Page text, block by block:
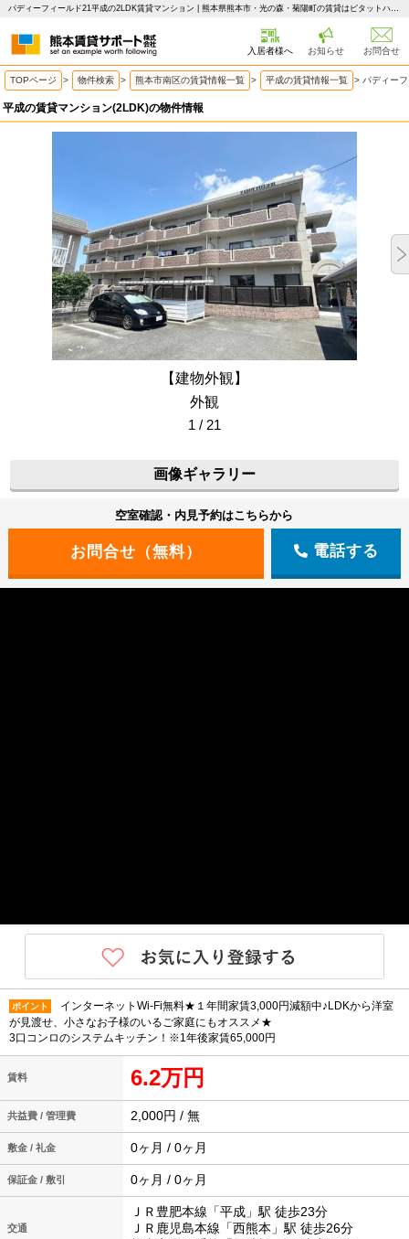
パディーフィールド21平成の2LDK賃貸マンション | 熊本県熊本市・光の森・菊陽町の賃貸はピタットハウス 熊本賃貸サポート
入居者様へ お知らせ お問合せ
TOPページ > 物件検索 > 熊本市南区の賃貸情報一覧 > 平成の賃貸情報一覧 > パディー
平成の賃貸マンション(2LDK)の物件情報
【建物外観】
外観
1 / 21
画像ギャラリー
空室確認・内見予約はこちらから
電話する
ポイント
インターネットWi-Fi無料★１年間家賃3,000円減額中♪LDKから洋室
が見渡せ、小さなお子様のいるご家庭にもオススメ★
3口コンロのシステムキッチン！※1年後家賃65,000円
賃料 6.2万円
共益費 / 管理費 2,000円 / 無
敷金 / 礼金 0ヶ月 / 0ヶ月
保証金 / 敷引 0ヶ月 / 0ヶ月
交通
ＪＲ豊肥本線「平成」駅 徒歩23分
ＪＲ鹿児島本線「西熊本」駅 徒歩26分